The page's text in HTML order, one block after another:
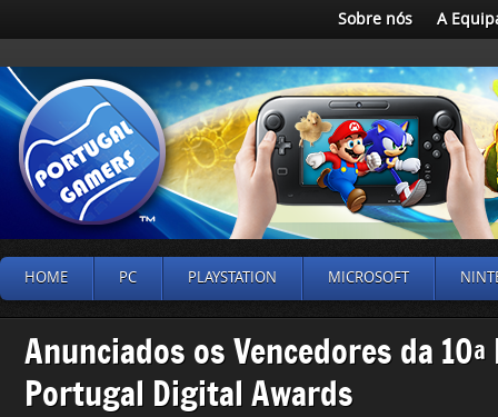
Sobre nós A
HOME PC PLAYSTATION MICROSOFT
Anunciados os Vencedores da 10ª
Portugal Digital Awards